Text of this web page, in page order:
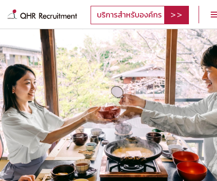
บริการสำหรับองค์กร